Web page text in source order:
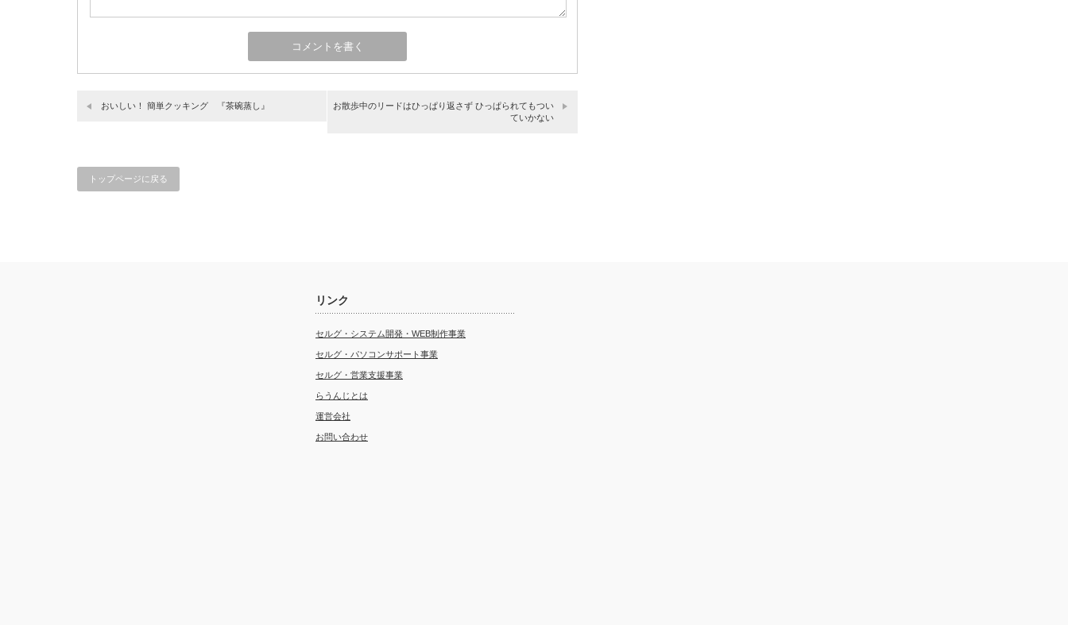
おいしい！ 簡単クッキング 『茶碗蒸し』
お散歩中のリードはひっぱり返さず ひっぱられてもつい
ていかない
トップページに戻る
リンク
セルグ・システム開発・WEB制作事業
セルグ・パソコンサポート事業
セルグ・営業支援事業
らうんじとは
運営会社
お問い合わせ